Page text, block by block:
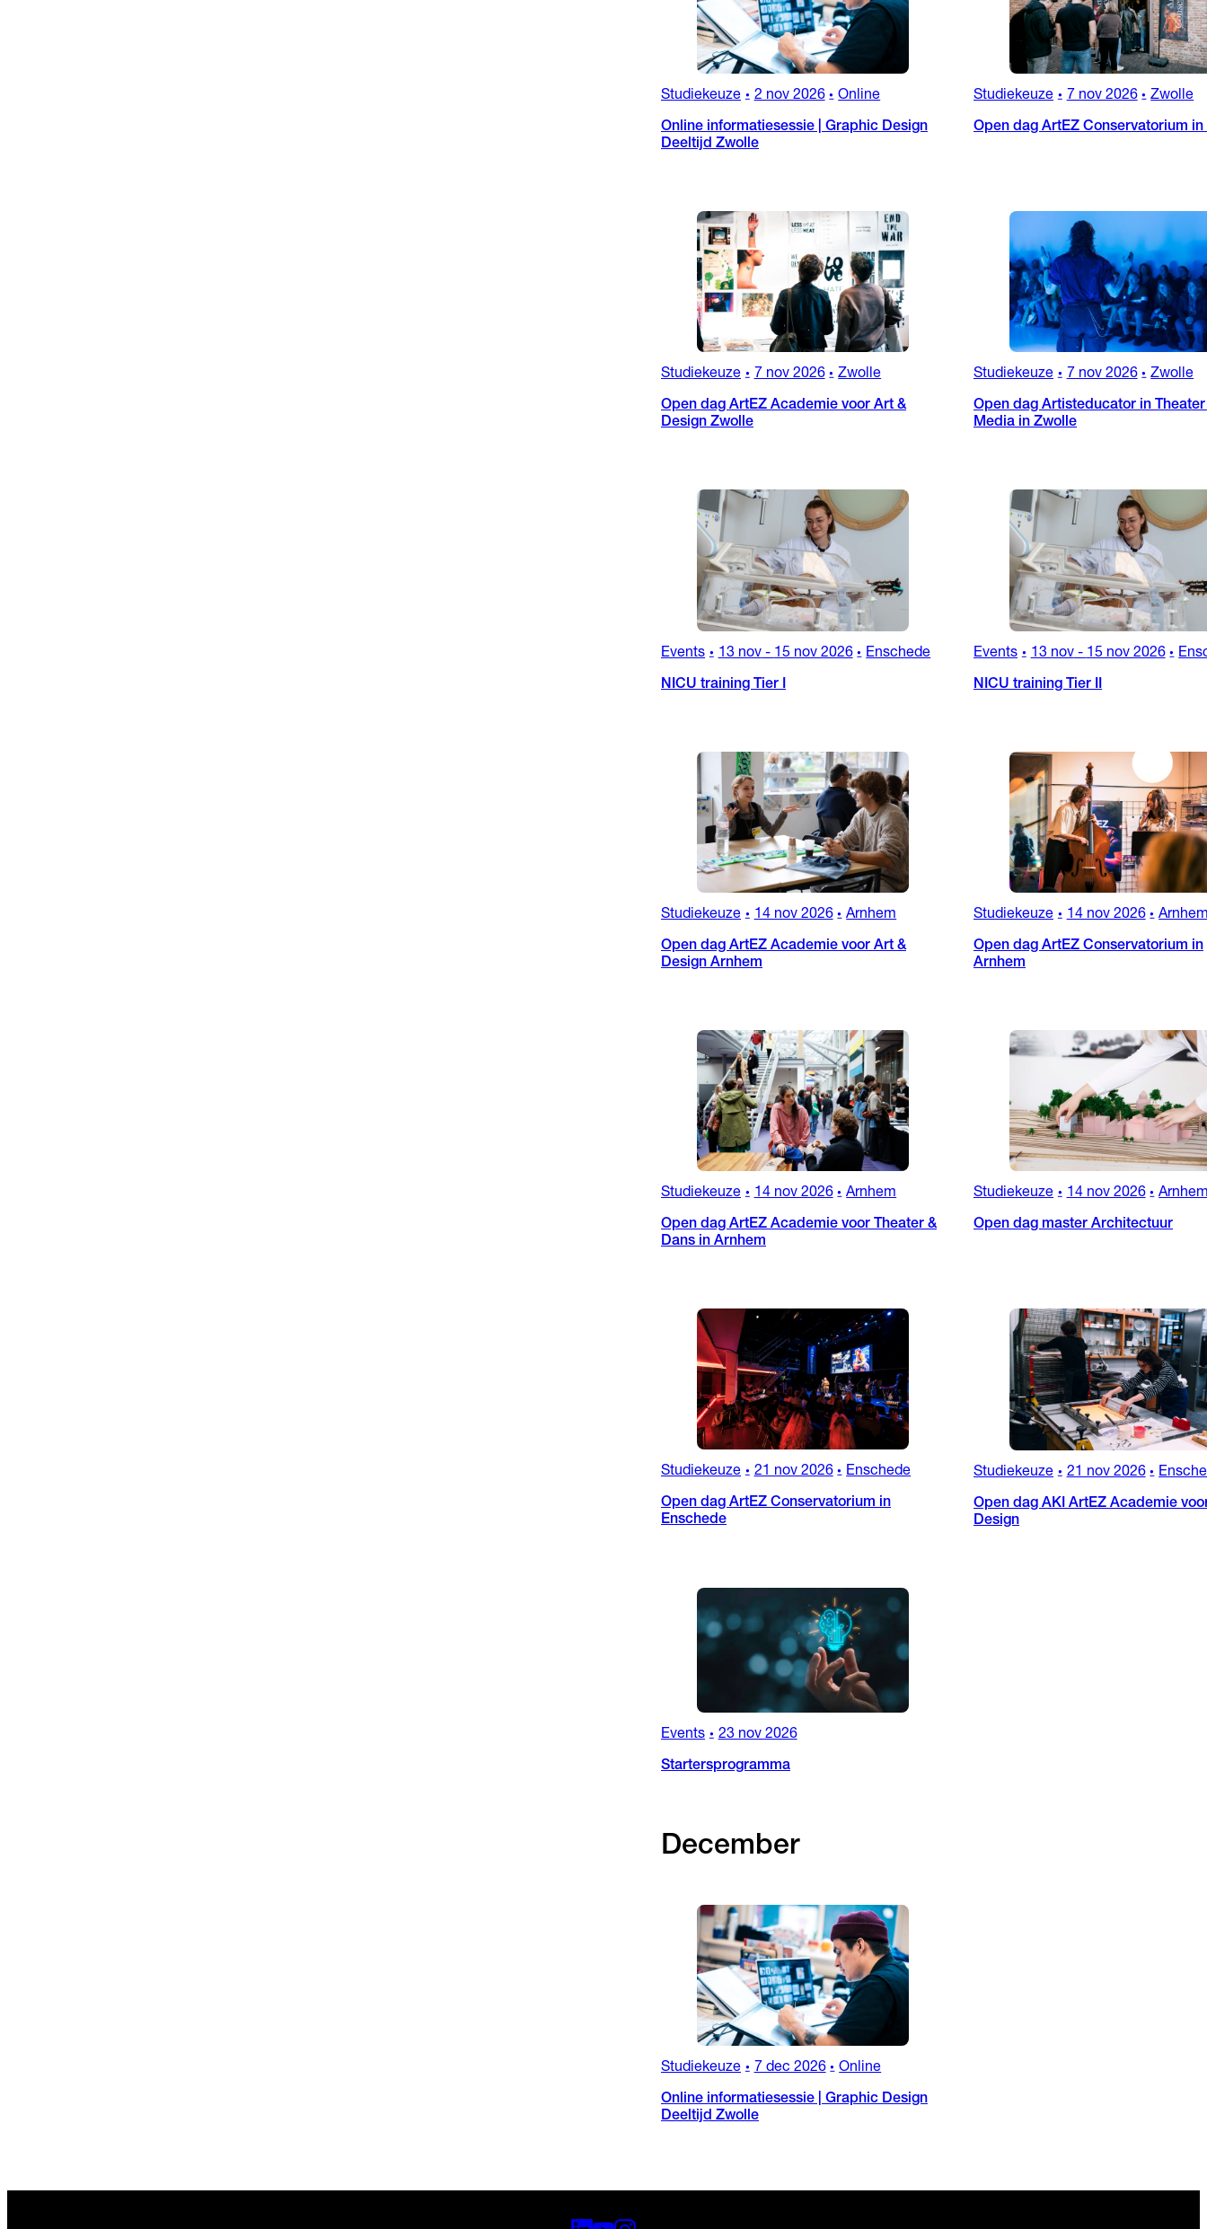
Studiekeuze • 2 nov 2026 • Online
Online informatiesessie | Graphic Design
Deeltijd Zwolle
Studiekeuze • 7 nov 2026 • Zwolle
Open dag ArtEZ Conservatorium in
Studiekeuze • 7 nov 2026 • Zwolle
Open dag ArtEZ Academie voor Art &
Design Zwolle
Studiekeuze • 7 nov 2026 • Zwolle
Open dag Artisteducator in Theater
Media in Zwolle
Events • 13 nov- 15 nov 2026 • Enschede
NICU training Tier I
Events • 13 nov- 15 nov 2026 •
NICU training Tier II
Studiekeuze • 14 nov 2026 • Arnhem
Open dag ArtEZ Academie voor Art &
Design Arnhem
Studiekeuze • 14 nov 2026 •
Open dag ArtEZ Conservatorium in
Arnhem
Studiekeuze • 14 nov 2026 • Arnhem
Open dag ArtEZ Academie voor Theater &
Dans in Arnhem
Studiekeuze • 14 nov 2026 •
Open dag master Architectuur
Studiekeuze • 21 nov 2026 • Enschede
Open dag ArtEZ Conservatorium in
Enschede
Studiekeuze • 21 nov 2026 •
Open dag AKI ArtEZ Academie
Design
Events • 23 nov 2026
Startersprogramma
December
Studiekeuze • 7 dec 2026 • Online
Online informatiesessie | Graphic Design
Deeltijd Zwolle